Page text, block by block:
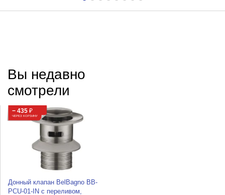
Вы недавно
смотрели
− 435 ₽
ЧЕРЕЗ КОРЗИНУ
Донный клапан BelBagno BB-
PCU-01-IN с переливом,